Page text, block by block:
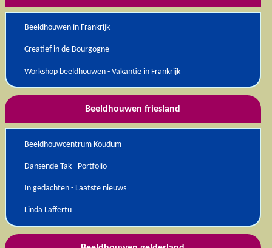
Beeldhouwen in Frankrijk
Creatief in de Bourgogne
Workshop beeldhouwen - Vakantie in Frankrijk
Beeldhouwen friesland
Beeldhouwcentrum Koudum
Dansende Tak - Portfolio
In gedachten - Laatste nieuws
Linda Laffertu